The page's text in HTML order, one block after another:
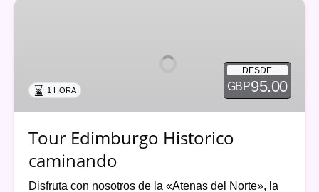
Tour
DESDE
GBP95.00
1 HORA
Tour Edimburgo Historico
caminando
Disfruta con nosotros de la «Atenas del Norte», la